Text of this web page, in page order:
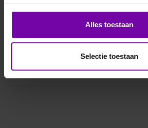
Alles toestaan
Selectie toestaan
EE872 serie CO2